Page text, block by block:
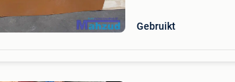
Gebruikt